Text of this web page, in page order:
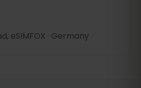
eSIMFOX · Germany